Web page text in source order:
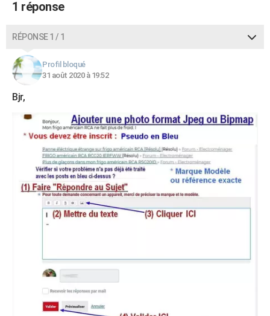
1 réponse
RÉPONSE 1 / 1
Profil bloqué
31 août 2020 à 19:52
Bjr,